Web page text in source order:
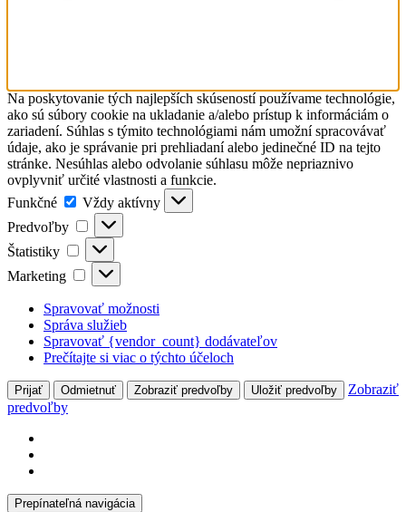
Na poskytovanie tých najlepších skúseností používame technológie,
ako sú súbory cookie na ukladanie a/alebo prístup k informáciám o
zariadení. Súhlas s týmito technológiami nám umožní spracovávať
údaje, ako je správanie pri prehliadaní alebo jedinečné ID na tejto
stránke. Nesúhlas alebo odvolanie súhlasu môže nepriaznivo
ovplyvniť určité vlastnosti a funkcie.
Funkčné
Funkčné
Vždy aktívny
Predvoľby
Predvoľby
Štatistiky Štatistiky
Marketing Marketing
Spravovať možnosti
Správa služieb
Spravovať {vendor_count} dodávateľov
Prečítajte si viac o týchto účeloch
Prijať Odmietnuť Zobraziť predvoľby Uložiť predvoľby
Zobraziť
predvoľby
Prepínateľná navigácia